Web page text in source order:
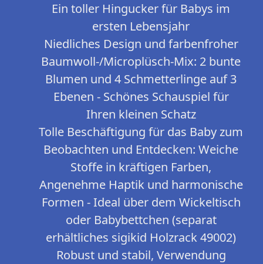
Ein toller Hingucker für Babys im
ersten Lebensjahr
Niedliches Design und farbenfroher
Baumwoll-/Microplüsch-Mix: 2 bunte
Blumen und 4 Schmetterlinge auf 3
Ebenen - Schönes Schauspiel für
Ihren kleinen Schatz
Tolle Beschäftigung für das Baby zum
Beobachten und Entdecken: Weiche
Stoffe in kräftigen Farben,
Angenehme Haptik und harmonische
Formen - Ideal über dem Wickeltisch
oder Babybettchen (separat
erhältliches sigikid Holzrack 49002)
Robust und stabil, Verwendung